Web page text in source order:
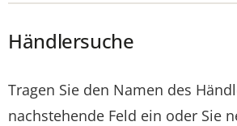
Händlersuche
Tragen Sie den Namen des
nachstehende Feld ein oder Sie